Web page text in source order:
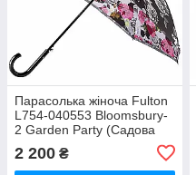
Парасолька жіноча Fulton
L754-040553 Bloomsbury-
2 Garden Party (Садова
2 200 ₴